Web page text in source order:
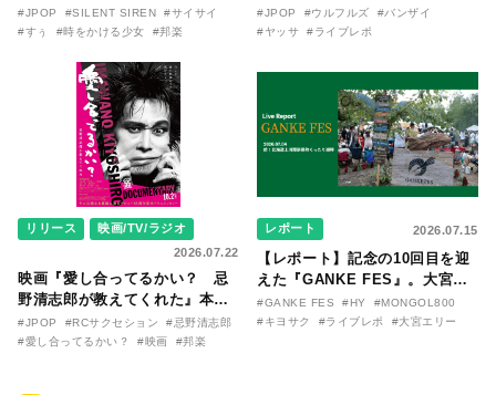
『時をかける少女』のおはなし
〜SILENT SIREN・すぅ『この
〇のはなし〜』
#JPOP #SILENT SIREN
#サイサイ
#すぅ
#時をかける少女 #邦楽
リリースから30年を迎えたアル
バム『バンザイ』完全再現に、
た日。
#JPOP #ウルフルズ
#バンザイ
#ヤッサ
#ライブレポ
リリース
映画/TV/ラジオ
2026.07.22
映画『愛し合ってるかい？ 忌
野清志郎が教えてくれた』本予
告映像とキービジュアルがつい
に解禁！ キヨシロー関連商品も
#JPOP #RCサクセション
#忌野清志郎
#愛し合ってるかい？
#映画 #邦楽
レポート 2026.07.15
【レポート】記念の10回目を迎
えた『GANKE FES』。大宮エ
リー作『アイヌの神々の崖』を
前に、キヨサク
#GANKE FES #HY
#MONGOL800
#キヨサク
#ライブレポ #大宮エリー